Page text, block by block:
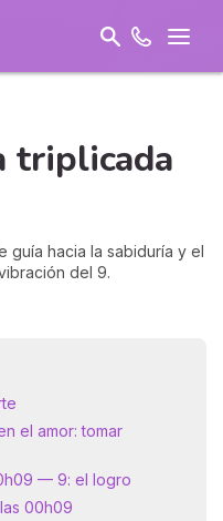
triplicada
guía hacia la sabiduría y el
del 9.
el amor: tomar
— 9: el logro
00h09